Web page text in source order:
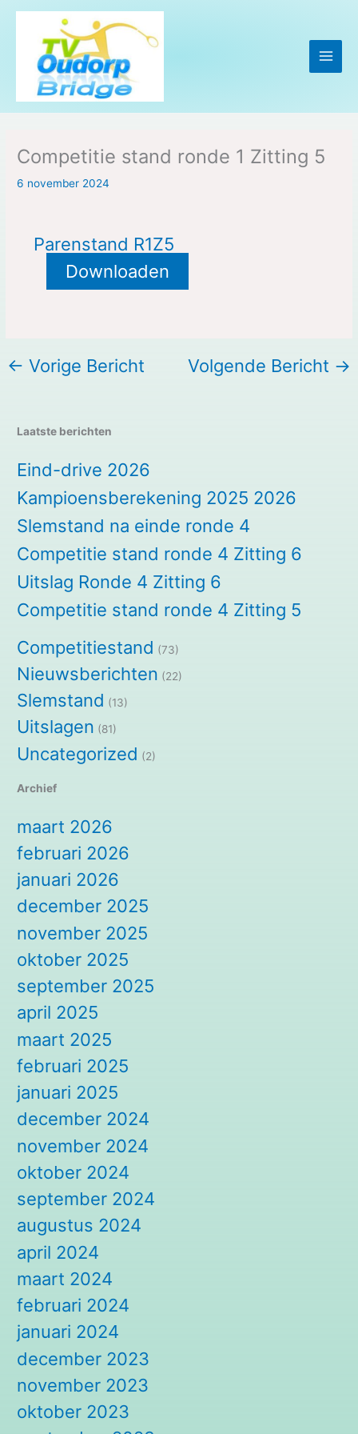
Ga
inhoud
Competitie stand ronde 1 Zitting 5
6 november 2024
Parenstand R1Z5
Downloaden
← Vorige Bericht Volgende Bericht →
Laatste berichten
Eind-drive 2026
Kampioensberekening 2025 2026
Slemstand na einde ronde 4
Competitie stand ronde 4 Zitting 6
Uitslag Ronde 4 Zitting 6
Competitie stand ronde 4 Zitting 5
Competitiestand (73)
Nieuwsberichten (22)
Slemstand (13)
Uitslagen (81)
Uncategorized (2)
Archief
maart 2026
februari 2026
januari 2026
december 2025
november 2025
oktober 2025
september 2025
april 2025
maart 2025
februari 2025
januari 2025
december 2024
november 2024
oktober 2024
september 2024
augustus 2024
april 2024
maart 2024
februari 2024
januari 2024
december 2023
november 2023
oktober 2023